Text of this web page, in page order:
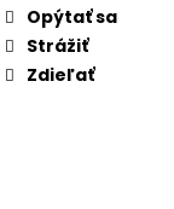
Opýtať sa
Strážiť
Zdieľať